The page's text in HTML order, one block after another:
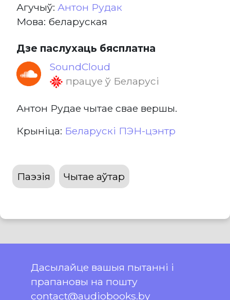
Агучыў: Антон Рудак
Мова: беларуская
Дзе паслухаць бясплатна
SoundCloud
працуе ў Беларусі
Антон Рудае чытае свае вершы.
Крыніца: Беларускі ПЭН-цэнтр
Паэзія Чытае аўтар
Дасылайце вашыя пытанні і
прапановы на пошту
contact@audiobooks.by